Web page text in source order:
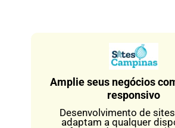
Amplie seus negócios
responsivo
Desenvolvimento de
adaptam a qualquer